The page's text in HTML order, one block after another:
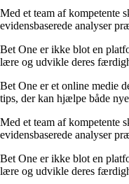
Med et team af kompetente
evidensbaserede analyser
Bet One er ikke blot en
lære og udvikle deres
Bet One er et online medie
tips, der kan hjælpe både
Med et team af kompetente
evidensbaserede analyser
Bet One er ikke blot en
lære og udvikle deres